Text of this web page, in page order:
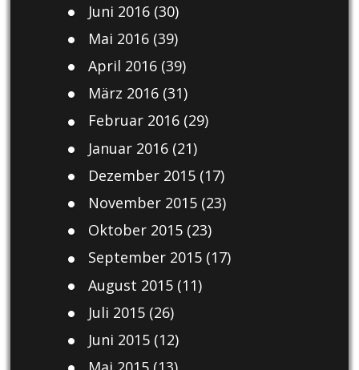
Juni 2016(30)
Mai 2016(39)
April 2016(39)
März 2016(31)
Februar 2016(29)
Januar 2016(21)
Dezember 2015(17)
November 2015(23)
Oktober 2015(23)
September 2015(17)
August 2015(11)
Juli 2015(26)
Juni 2015(12)